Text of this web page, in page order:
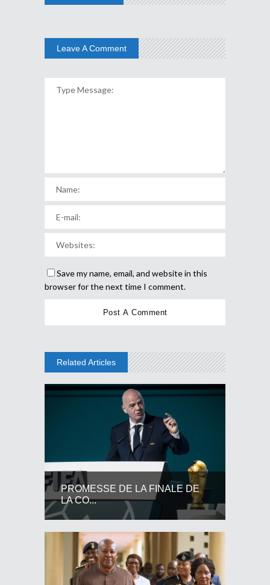
Leave A Comment
Save my name, email, and website in this
browser for the next time I comment.
Related Articles
PROMESSE DE LA FINALE DE
LA CO...